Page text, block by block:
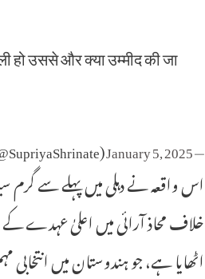
हो उससे और क्या उम्मीद की जा
— Supriya Shrinate (@SupriyaShrinate)
January 5, 2025
اس واقعہ نے دہلی میں پہلے سے گرم
خلاف محاذ آرائی میں اعلیٰ عہدے
اٹھایا ہے، جو ہندوستان میں